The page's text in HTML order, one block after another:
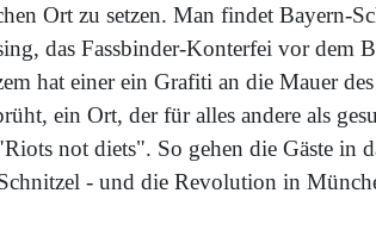
Ort zu setzen. Man findet Bayern-
das Fassbinder-Konterfei vor dem
hat einer ein Grafiti an die Mauer
ein Ort, der für alles andere als
not diets". So gehen die Gäste in
- und die Revolution in